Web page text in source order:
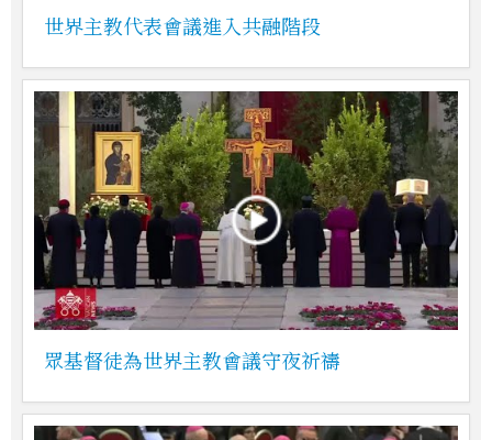
世界主教代表會議進入共融階段
眾基督徒為世界主教會議守夜祈禱